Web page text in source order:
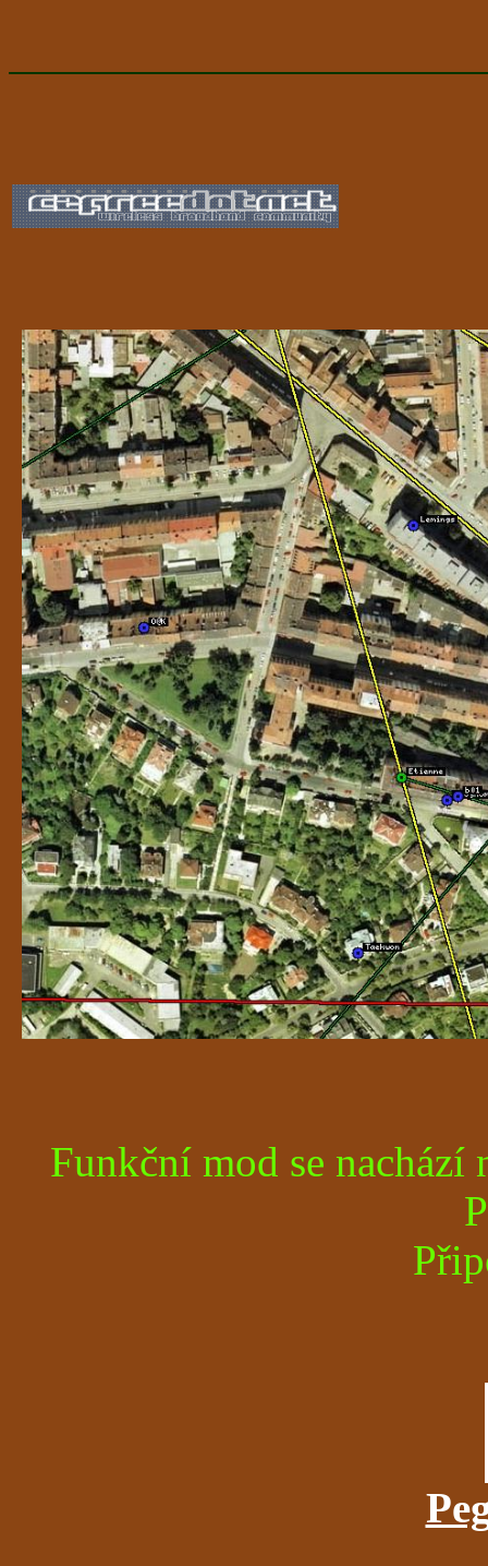
Funkční mod se nachází